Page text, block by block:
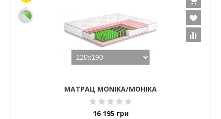
МАТРАЦ MONIKA/МОНІКА
16 195 грн